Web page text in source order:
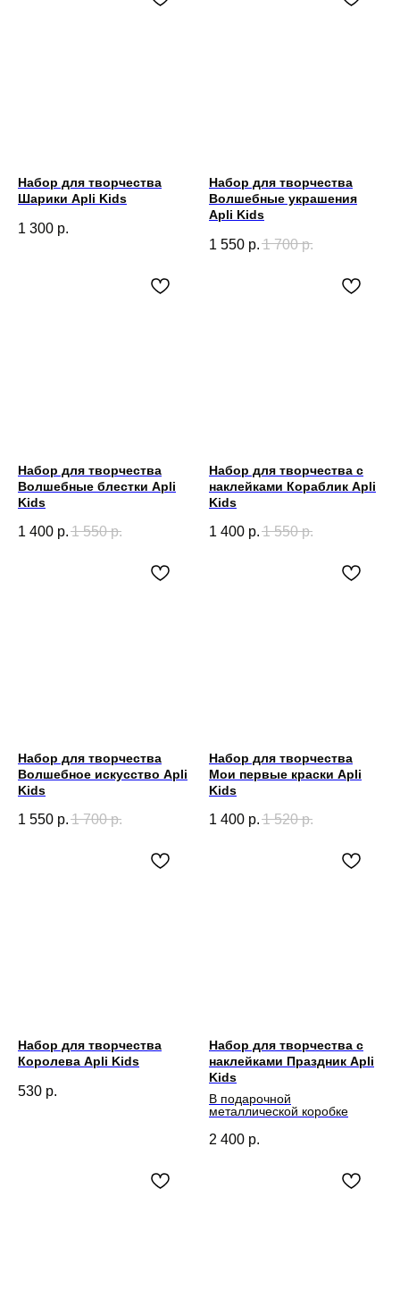
Набор для творчества
Шарики Apli Kids
1 300 р.
Набор для творчества
Волшебные украшения
Apli Kids
1 550 р. 1 700 р.
Набор для творчества
Волшебные блестки Apli
Kids
1 400 р. 1 550 р.
Набор для творчества с
наклейками Кораблик Apli
Kids
1 400 р. 1 550 р.
Набор для творчества
Волшебное искусство Apli
Kids
1 550 р. 1 700 р.
Набор для творчества
Мои первые краски Apli
Kids
1 400 р. 1 520 р.
Набор для творчества
Королева Apli Kids
530 р.
Набор для творчества с
наклейками Праздник Apli
Kids
В подарочной
металлической коробке
2 400 р.